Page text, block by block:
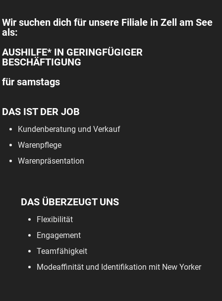
Wir suchen dich für unsere Filiale in Zell am See
als:
AUSHILFE* IN GERINGFÜGIGER
BESCHÄFTIGUNG
für samstags
DAS IST DER JOB
Kundenberatung und Verkauf
Warenpflege
Warenpräsentation
DAS ÜBERZEUGT UNS
Flexibilität
Engagement
Teamfähigkeit
Modeaffinität und Identifikation mit New Yorker